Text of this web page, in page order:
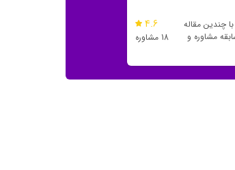
چندین مقاله
سال سابقه مشاوره و
4.6
18 مشاوره